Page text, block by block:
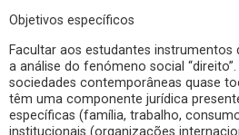
Objetivos específicos
Facultar aos estudantes
a análise do fenómeno social
sociedades contemporâneas quase
têm uma componente jurídica
específicas (família, trabalho,
institucionais (organizações